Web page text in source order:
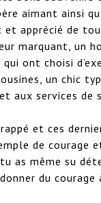
aimant ainsi
apprécié de
marquant, un
ont choisi
un chic
aux services de
et ces
de courage
as même su
du